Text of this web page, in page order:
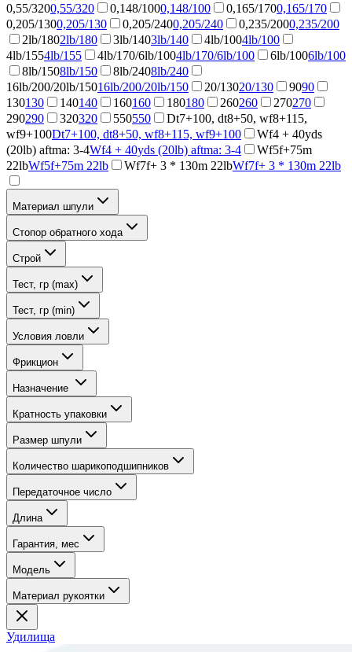
0,55/3200,55/320 0,148/1000,148/100 0,165/1700,165/170
0,205/1300,205/130 0,205/2400,205/240 0,235/2000,235/200
2lb/1802lb/180 3lb/1403lb/140 4lb/1004lb/100
4lb/1554lb/155 4lb/170/6lb/1004lb/170/6lb/100 6lb/1006lb/100
8lb/1508lb/150 8lb/2408lb/240
16lb/200/20lb/15016lb/200/20lb/150 20/13020/130 9090
130130 140140 160160 180180 260260 270270
290290 320320 550550
Dt7+100, dt8+50, wf8+115,
wf9+100Dt7+100, dt8+50, wf8+115, wf9+100
Wf4 + 40yds
(20lb) aftma: 3-4Wf4 + 40yds (20lb) aftma: 3-4
Wf5f+75m
22lbWf5f+75m 22lb Wf7f+ 3 * 130m 22lbWf7f+ 3 * 130m 22lb
Материал шпули
Стопор обратного хода
Строй
Тест, гр (max)
Тест, гр (min)
Условия ловли
Фрикцион
Назначение
Кратность упаковки
Размер шпули
Количество шарикоподшипников
Передаточное число
Длина
Гарантия, мес
Модель
Материал рукоятки
Удилища